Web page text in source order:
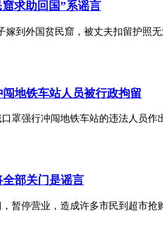
求助回国”系谣言
嫁到外国贫民窟，被丈夫扣留护照
地铁车站人员被行政拘留
罩强行冲闯地铁车站的违法人员
部关门是谣言
暂停营业，造成许多市民到超市